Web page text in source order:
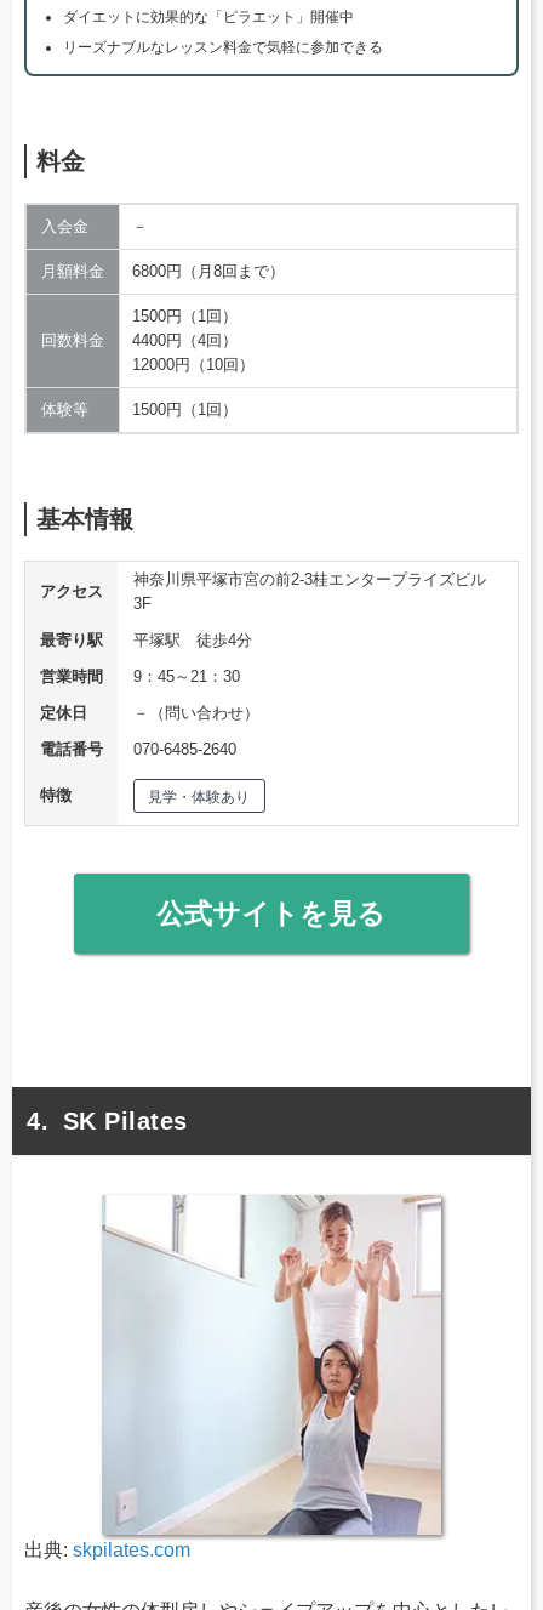
ダイエットに効果的な「ピラエット」開催中
リーズナブルなレッスン料金で気軽に参加できる
料金
入会金 －
月額料金 6800円（月8回まで）
回数料金
1500円（1回）
4400円（4回）
12000円（10回）
体験等 1500円（1回）
基本情報
アクセス
神奈川県平塚市宮の前2-3桂エンタープライズビル
3F
最寄り駅
平塚駅 徒歩4分
営業時間
9：45～21：30
定休日
－（問い合わせ）
電話番号
070-6485-2640
特徴 見学・体験あり
公式サイトを見る
SK Pilates
出典: skpilates.com